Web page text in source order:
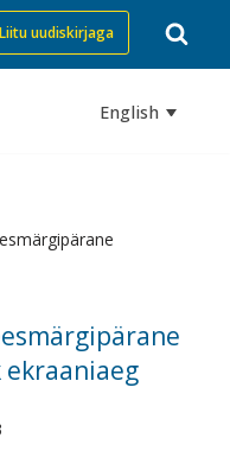
Liitu uudiskirjaga
English